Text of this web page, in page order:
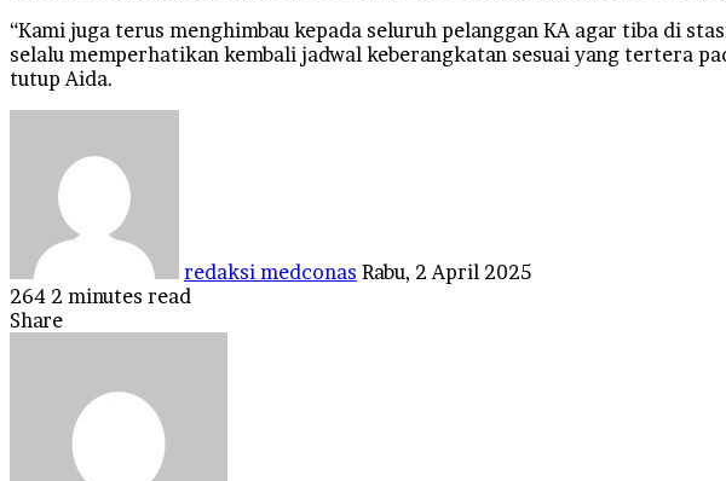
“Kami juga terus menghimbau kepada seluruh pelanggan KA agar tiba di
selalu memperhatikan kembali jadwal keberangkatan sesuai yang tertera
tutup Aida.
redaksi medconas Rabu, 2 April 2025
264 2 minutes read
Facebook
Twitter
LinkedIn
Tumblr
Pinterest
Reddit
VKontakte
Odnoklassniki
Pocket
Share